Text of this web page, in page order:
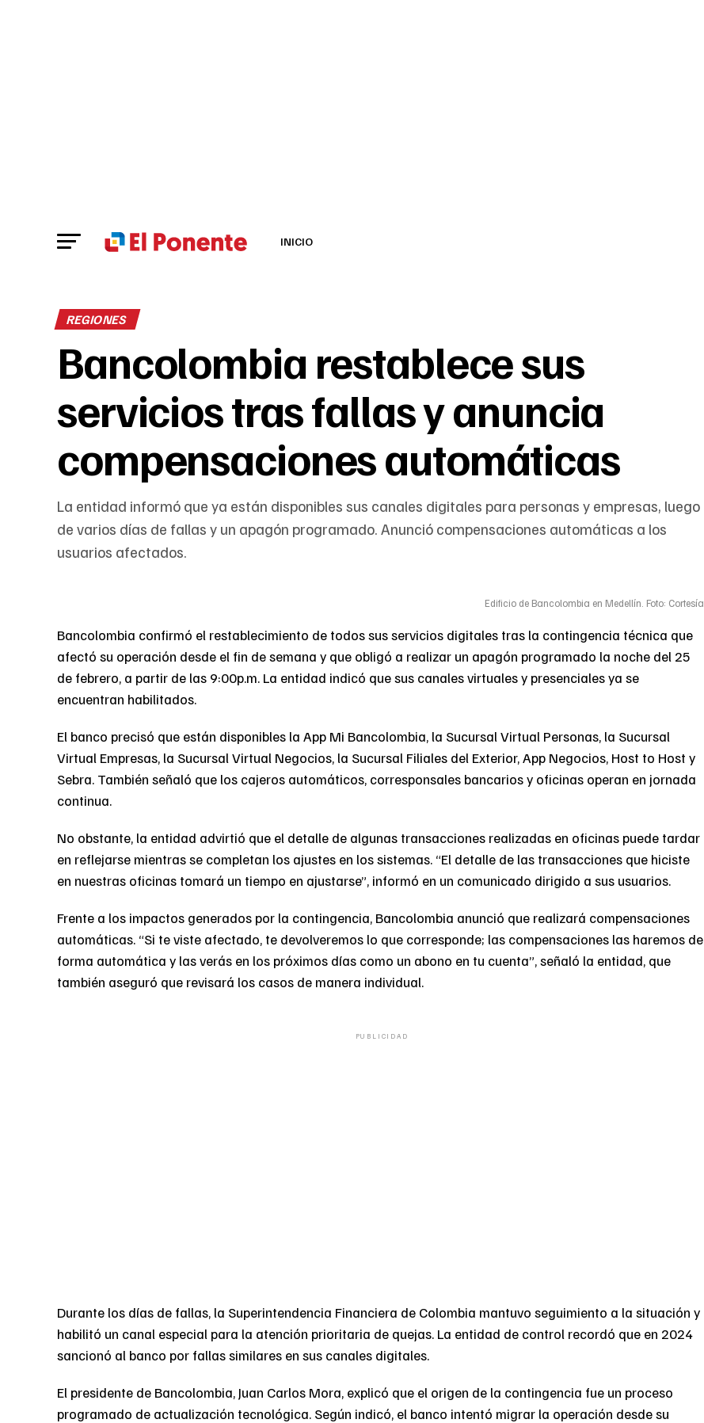
INICIO
REGIONES
Bancolombia restablece sus
servicios tras fallas y anuncia
compensaciones automáticas
La entidad informó que ya están disponibles sus canales digitales para personas y empresas, luego
de varios días de fallas y un apagón programado. Anunció compensaciones automáticas a los
usuarios afectados.
Edificio de Bancolombia en Medellín. Foto: Cortesía.
Bancolombia confirmó el restablecimiento de todos sus servicios digitales tras la contingencia técnica que
afectó su operación desde el fin de semana y que obligó a realizar un apagón programado la noche del 25
de febrero, a partir de las 9:00p.m. La entidad indicó que sus canales virtuales y presenciales ya se
encuentran habilitados.
El banco precisó que están disponibles la App Mi Bancolombia, la Sucursal Virtual Personas, la Sucursal
Virtual Empresas, la Sucursal Virtual Negocios, la Sucursal Filiales del Exterior, App Negocios, Host to Host y
Sebra. También señaló que los cajeros automáticos, corresponsales bancarios y oficinas operan en jornada
continua.
No obstante, la entidad advirtió que el detalle de algunas transacciones realizadas en oficinas puede tardar
en reflejarse mientras se completan los ajustes en los sistemas. “El detalle de las transacciones que hiciste
en nuestras oficinas tomará un tiempo en ajustarse”, informó en un comunicado dirigido a sus usuarios.
Frente a los impactos generados por la contingencia, Bancolombia anunció que realizará compensaciones
automáticas. “Si te viste afectado, te devolveremos lo que corresponde; las compensaciones las haremos de
forma automática y las verás en los próximos días como un abono en tu cuenta”, señaló la entidad, que
también aseguró que revisará los casos de manera individual.
PUBLICIDAD
Durante los días de fallas, la Superintendencia Financiera de Colombia mantuvo seguimiento a la situación y
habilitó un canal especial para la atención prioritaria de quejas. La entidad de control recordó que en 2024
sancionó al banco por fallas similares en sus canales digitales.
El presidente de Bancolombia, Juan Carlos Mora, explicó que el origen de la contingencia fue un proceso
programado de actualización tecnológica. Según indicó, el banco intentó migrar la operación desde su